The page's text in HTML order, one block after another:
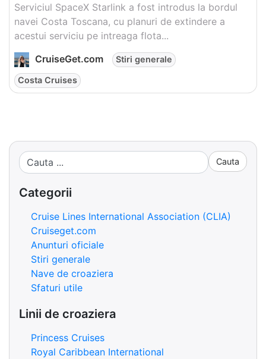
Serviciul SpaceX Starlink a fost introdus la bordul
navei Costa Toscana, cu planuri de extindere a
acestui serviciu pe intreaga flota...
CruiseGet.com
Stiri generale
Costa Cruises
Cauta
Categorii
Cruise Lines International Association (CLIA)
Cruiseget.com
Anunturi oficiale
Stiri generale
Nave de croaziera
Sfaturi utile
Linii de croaziera
Princess Cruises
Royal Caribbean International